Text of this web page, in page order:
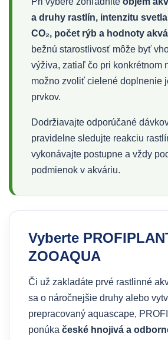
a druhy rastlín, intenzitu
CO₂, počet rýb a hodnoty
bežnú starostlivosť môže byť
výživa, zatiaľ čo pri konkrétnom
možno zvoliť cielené doplnenie
prvkov.
Dodržiavajte odporúčané
pravidelne sledujte reakciu
vykonávajte postupne a vždy
podmienok v akváriu.
Vyberte
ZOOAQUA
Či už zakladáte prvé rastlinné
sa o náročnejšie druhy alebo
prepracovaný aquascape,
ponúka české hnojivá a